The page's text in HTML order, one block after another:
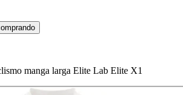
manga larga Elite Lab Elite X1